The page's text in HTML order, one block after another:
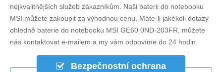
nejkvalitnějších služeb zákazníkům. Naši baterii do notebooku
MSI můžete zakoupit za výhodnou cenu. Máte-li jakékoli dotazy
ohledně baterie do notebooku MSI GE60 0ND-203FR, můžete
nás kontaktovat e-mailem a my vám odpovíme do 24 hodin.
Bezpečnostní ochrana